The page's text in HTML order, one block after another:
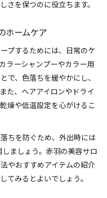
さを保つのに役立ちます。
ホームケア
プするためには、日常のケ
ラーシャンプーやカラー用
で、色落ちを緩やかにし、
た、ヘアアイロンやドライ
燥や低温設定を心がけるこ
ちを防ぐため、外出時には
ましょう。赤羽の美容サロ
やおすすめアイテムの紹介
てみるとよいでしょう。